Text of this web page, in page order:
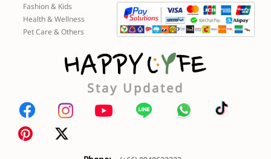
Fashion & Kids
Health & Wellness
Pet Care & Others
Stay Updated